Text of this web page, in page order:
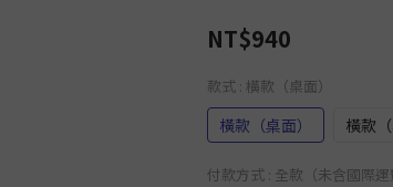
NT$940
款式 : 橫款（桌面）
橫款（桌面） 橫款（
付款方式 : 全款（未含國際運